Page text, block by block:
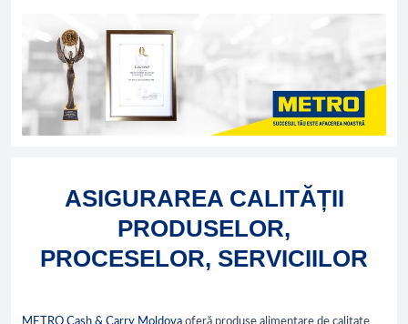
ASIGURAREA CALITĂȚII
PRODUSELOR,
PROCESELOR, SERVICIILOR
METRO Cash & Carry Moldova oferă produse alimentare de calitate